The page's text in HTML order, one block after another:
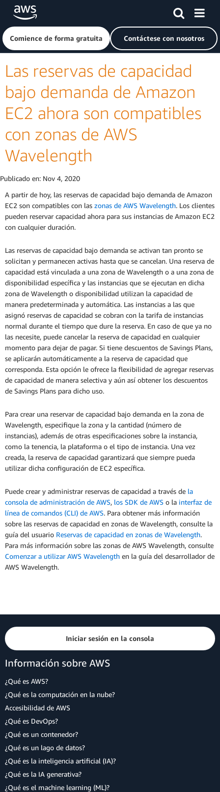
Saltar al contenido principal
Haga clic aquí para volver a la página de inicio de Amazon
Comience de forma gratuita Contáctese con nosotros
Las reservas de capacidad
bajo demanda de Amazon
EC2 ahora son compatibles
con zonas de AWS
Wavelength
Publicado en: Nov 4, 2020
A partir de hoy, las reservas de capacidad bajo demanda de Amazon
EC2 son compatibles con las zonas de AWS Wavelength. Los clientes
pueden reservar capacidad ahora para sus instancias de Amazon EC2
con cualquier duración.
Las reservas de capacidad bajo demanda se activan tan pronto se
solicitan y permanecen activas hasta que se cancelan. Una reserva de
capacidad está vinculada a una zona de Wavelength o a una zona de
disponibilidad específica y las instancias que se ejecutan en dicha
zona de Wavelength o disponibilidad utilizan la capacidad de
manera predeterminada y automática. Las instancias a las que
asignó reservas de capacidad se cobran con la tarifa de instancias
normal durante el tiempo que dure la reserva. En caso de que ya no
las necesite, puede cancelar la reserva de capacidad en cualquier
momento para dejar de pagar. Si tiene descuentos de Savings Plans,
se aplicarán automáticamente a la reserva de capacidad que
corresponda. Esta opción le ofrece la flexibilidad de agregar reservas
de capacidad de manera selectiva y aún así obtener los descuentos
de Savings Plans para dicho uso.
Para crear una reservar de capacidad bajo demanda en la zona de
Wavelength, especifique la zona y la cantidad (número de
instancias), además de otras especificaciones sobre la instancia,
como la tenencia, la plataforma o el tipo de instancia. Una vez
creada, la reserva de capacidad garantizará que siempre pueda
utilizar dicha configuración de EC2 específica.
Puede crear y administrar reservas de capacidad a través de la
consola de administración de AWS, los SDK de AWS o la interfaz de
línea de comandos (CLI) de AWS. Para obtener más información
sobre las reservas de capacidad en zonas de Wavelength, consulte la
guía del usuario Reservas de capacidad en zonas de Wavelength.
Para más información sobre las zonas de AWS Wavelength, consulte
Comenzar a utilizar AWS Wavelength en la guía del desarrollador de
AWS Wavelength.
Iniciar sesión en la consola
Información sobre AWS
¿Qué es AWS?
¿Qué es la computación en la nube?
Accesibilidad de AWS
¿Qué es DevOps?
¿Qué es un contenedor?
¿Qué es un lago de datos?
¿Qué es la inteligencia artificial (IA)?
¿Qué es la IA generativa?
¿Qué es el machine learning (ML)?